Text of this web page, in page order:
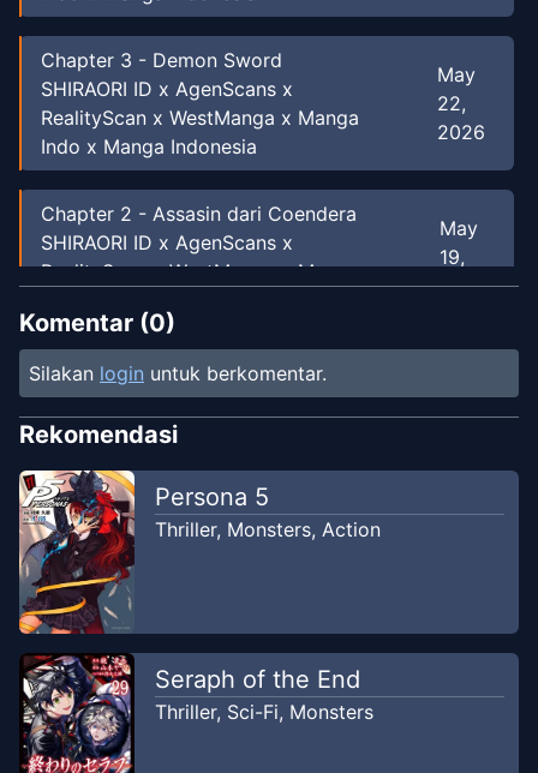
Chapter 3 - Demon Sword
SHIRAORI ID x AgenScans x
RealityScan x WestManga x Manga
Indo x Manga Indonesia
May
22,
2026
Chapter 2 - Assasin dari Coendera
SHIRAORI ID x AgenScans x
RealityScan x WestManga x Manga
May
19,
2026
Chapter1- Kesatria Rakyat
SHIRAORI ID x AgenScans x
RealityScan x WestManga x Manga
Komentar (0)
Silakan login untuk berkomentar.
Rekomendasi
Persona 5
Thriller, Monsters, Action
Seraph of the End
Thriller, Sci-Fi, Monsters